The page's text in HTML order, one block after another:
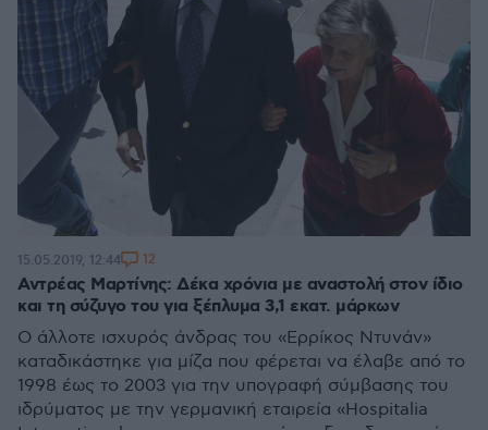
Αντρέας Μαρτίνης: Δέκα χρόνια με αναστολή στον ίδιο
και τη σύζυγο του για ξέπλυμα 3,1 εκατ. μάρκων
Ο άλλοτε ισχυρός άνδρας του «Ερρίκος Ντυνάν»
καταδικάστηκε για μίζα που φέρεται να έλαβε από το
1998 έως το 2003 για την υπογραφή σύμβασης του
ιδρύματος με την γερμανική εταιρεία «Hospitalia
15.05.2019, 12:44 12